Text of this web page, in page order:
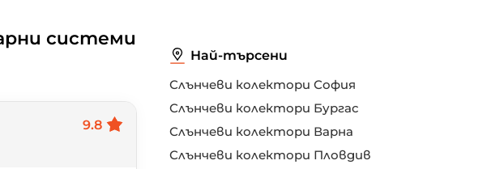
системи
9.8
Най-търсени
Слънчеви колектори София
Слънчеви колектори Бургас
Слънчеви колектори Варна
Слънчеви колектори Пловдив